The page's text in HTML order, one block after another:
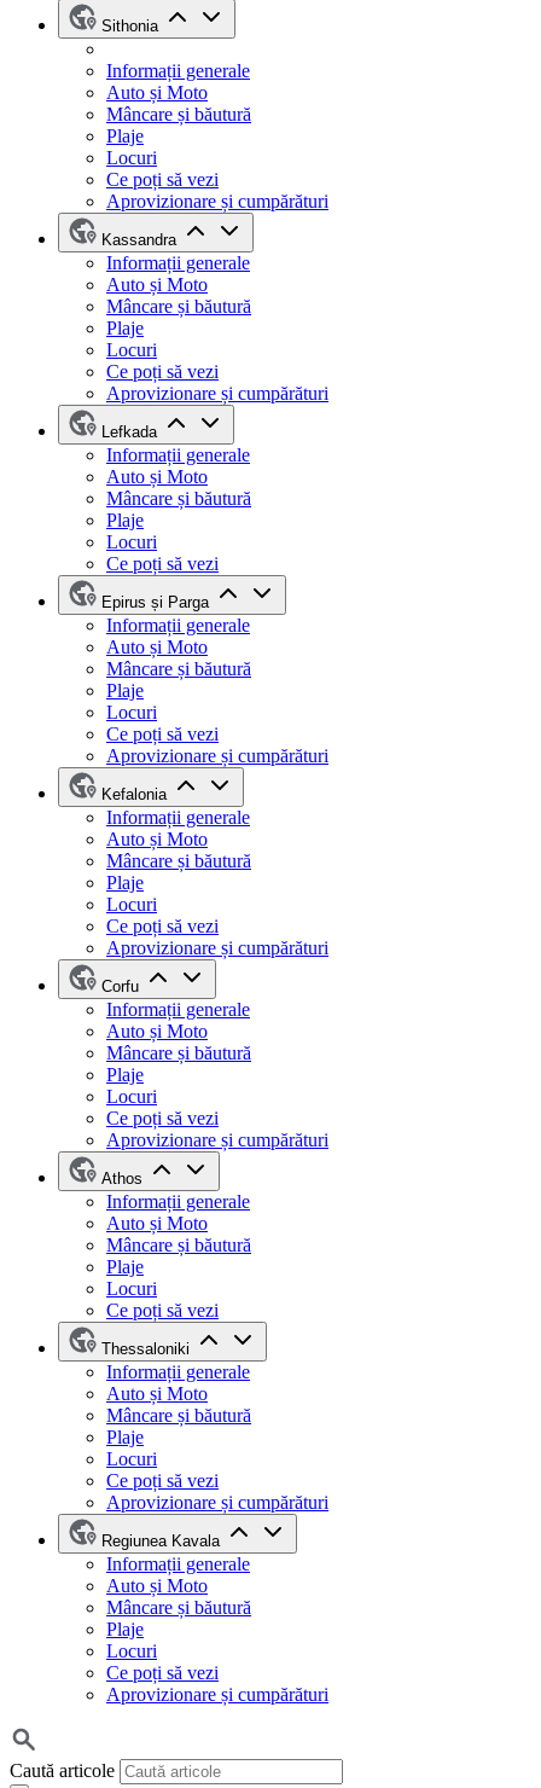
Sithonia
Informații generale
Auto și Moto
Mâncare și băutură
Plaje
Locuri
Ce poți să vezi
Aprovizionare și cumpărături
Kassandra
Informații generale
Auto și Moto
Mâncare și băutură
Plaje
Locuri
Ce poți să vezi
Aprovizionare și cumpărături
Lefkada
Informații generale
Auto și Moto
Mâncare și băutură
Plaje
Locuri
Ce poți să vezi
Epirus și Parga
Informații generale
Auto și Moto
Mâncare și băutură
Plaje
Locuri
Ce poți să vezi
Aprovizionare și cumpărături
Kefalonia
Informații generale
Auto și Moto
Mâncare și băutură
Plaje
Locuri
Ce poți să vezi
Aprovizionare și cumpărături
Corfu
Informații generale
Auto și Moto
Mâncare și băutură
Plaje
Locuri
Ce poți să vezi
Aprovizionare și cumpărături
Athos
Informații generale
Auto și Moto
Mâncare și băutură
Plaje
Locuri
Ce poți să vezi
Thessaloniki
Informații generale
Auto și Moto
Mâncare și băutură
Plaje
Locuri
Ce poți să vezi
Aprovizionare și cumpărături
Regiunea Kavala
Informații generale
Auto și Moto
Mâncare și băutură
Plaje
Locuri
Ce poți să vezi
Aprovizionare și cumpărături
Caută articole